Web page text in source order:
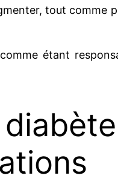
tout comme
étant